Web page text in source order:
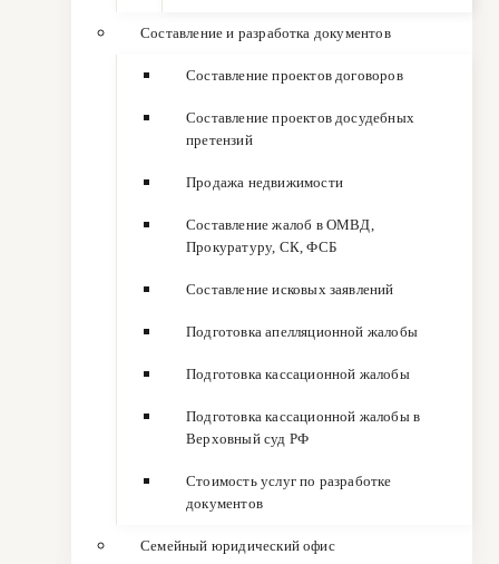
Составление и разработка документов
Составление проектов договоров
Составление проектов досудебных
претензий
Продажа недвижимости
Составление жалоб в ОМВД,
Прокуратуру, СК, ФСБ
Составление исковых заявлений
Подготовка апелляционной жалобы
Подготовка кассационной жалобы
Подготовка кассационной жалобы в
Верховный суд РФ
Стоимость услуг по разработке
документов
Семейный юридический офис